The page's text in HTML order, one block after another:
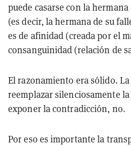
puede casarse con la
(es decir, la hermana de su
es de afinidad (creada por el
consanguinidad (relación de
El razonamiento era sólido.
reemplazar silenciosamente
exponer la contradicción, no.
Por eso es importante la